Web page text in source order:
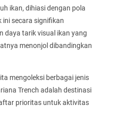
ikan, dihiasi dengan pola
ini secara signifikan
daya tarik visual ikan yang
menonjol dibandingkan
mengoleksi berbagai jenis
Trench adalah destinasi
prioritas untuk aktivitas